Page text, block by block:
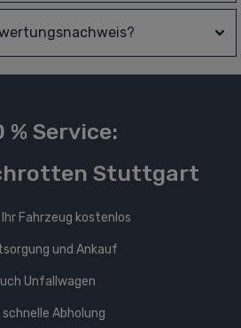
% Service:
Stuttgart
Fahrzeug kostenlos
und Ankauf
Unfallwagen
Abholung